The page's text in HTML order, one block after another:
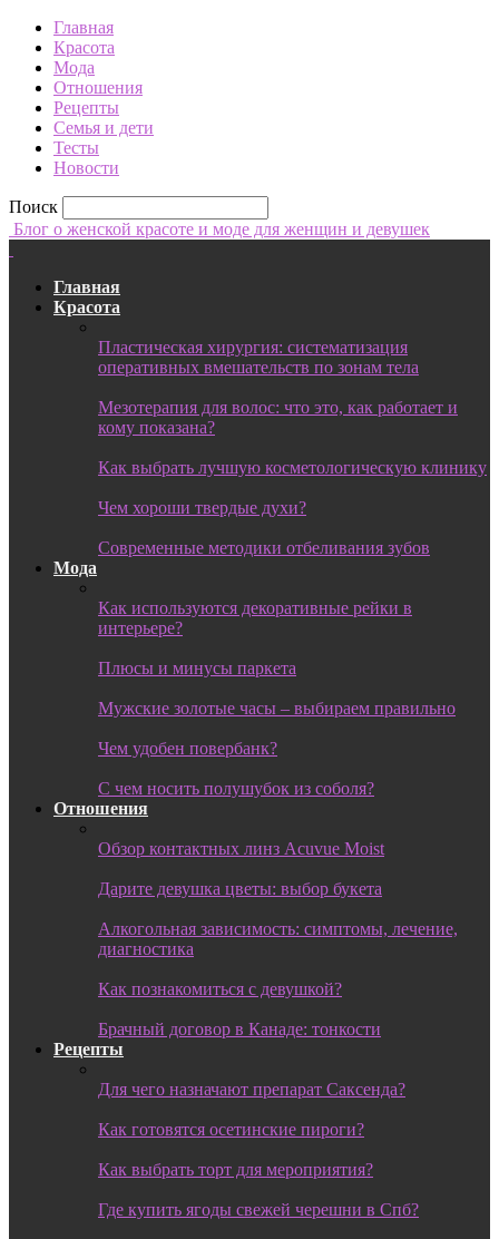
Главная
Красота
Мода
Отношения
Рецепты
Семья и дети
Тесты
Новости
Поиск
Блог о женской красоте и моде для женщин и девушек
Главная
Красота
Пластическая хирургия: систематизация
оперативных вмешательств по зонам тела
Мезотерапия для волос: что это, как работает и
кому показана?
Как выбрать лучшую косметологическую клинику
Чем хороши твердые духи?
Современные методики отбеливания зубов
Мода
Как используются декоративные рейки в
интерьере?
Плюсы и минусы паркета
Мужские золотые часы – выбираем правильно
Чем удобен повербанк?
С чем носить полушубок из соболя?
Отношения
Обзор контактных линз Acuvue Moist
Дарите девушка цветы: выбор букета
Алкогольная зависимость: симптомы, лечение,
диагностика
Как познакомиться с девушкой?
Брачный договор в Канаде: тонкости
Рецепты
Для чего назначают препарат Саксенда?
Как готовятся осетинские пироги?
Как выбрать торт для мероприятия?
Где купить ягоды свежей черешни в Спб?